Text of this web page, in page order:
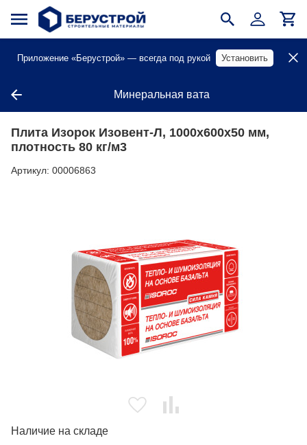
Приложение «Берустрой» — всегда под рукой Установить
Минеральная вата
Плита Изорок Изовент-Л, 1000х600х50 мм,
плотность 80 кг/м3
Артикул: 00006863
Наличие на складе